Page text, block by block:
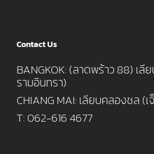
Contact Us
BANGKOK: (ลาดพร้าว 88) เ
รามอินทรา)
CHIANG MAI: เลียบคลองชล (
T: 062-616 4677